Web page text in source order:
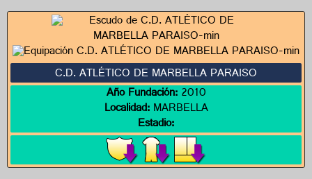
C.D. ATLÉTICO DE MARBELLA PARAISO
Año Fundación:2010
Localidad:MARBELLA
Estadio: